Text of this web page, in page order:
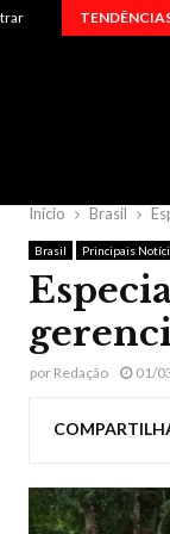
Início Brasil
Brasil Principais
por Redação 01/